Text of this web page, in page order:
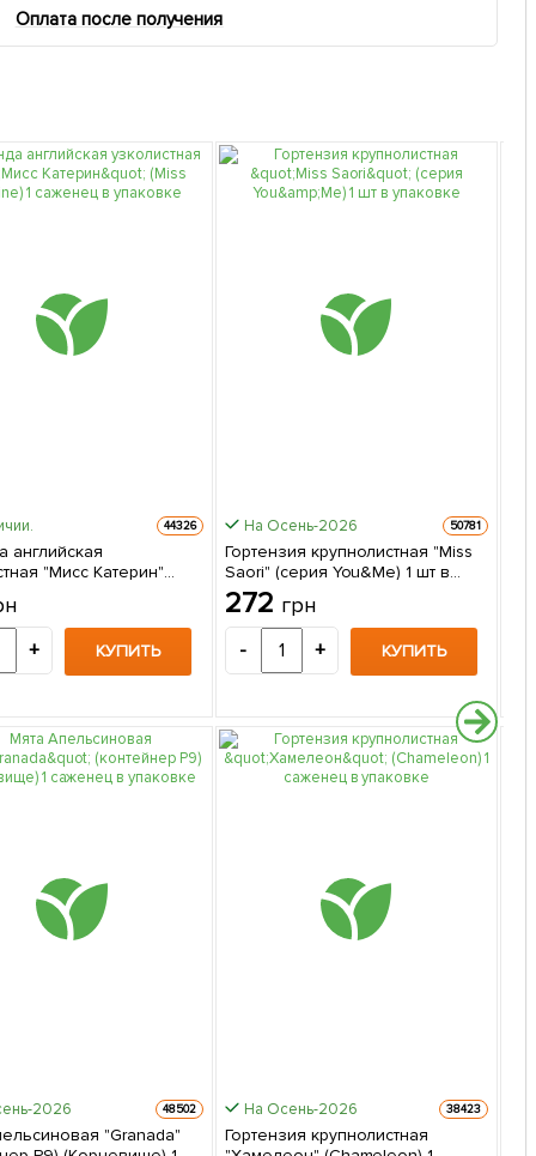
Оплата после получения
44326
английская
"Мисс Катерин"
1 саженец в
+ КУПИТЬ
На Осень-2026 50781
Гортензия крупнолистная "Miss
Saori" (серия You&Me) 1 шт в
упаковке
272 грн
- + КУПИТЬ
2026 48502
"Granada"
На Осень-2026 38423
Гортензия крупнолистная